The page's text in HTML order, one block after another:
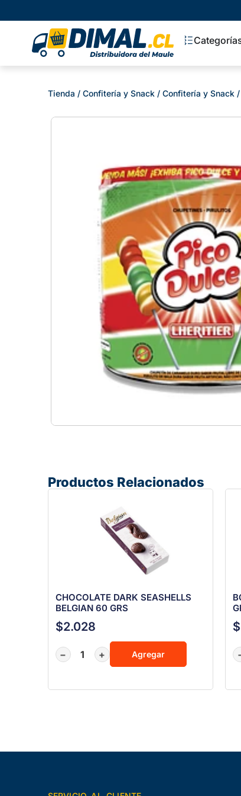
Tienda / Confitería y Snack/ Confitería y Snack/
Productos Relacionados
CHOCOLATE DARK SEASHELLS
BELGIAN 60 GRS
$2.028
− + Agregar
$